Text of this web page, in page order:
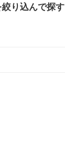
り込んで探す